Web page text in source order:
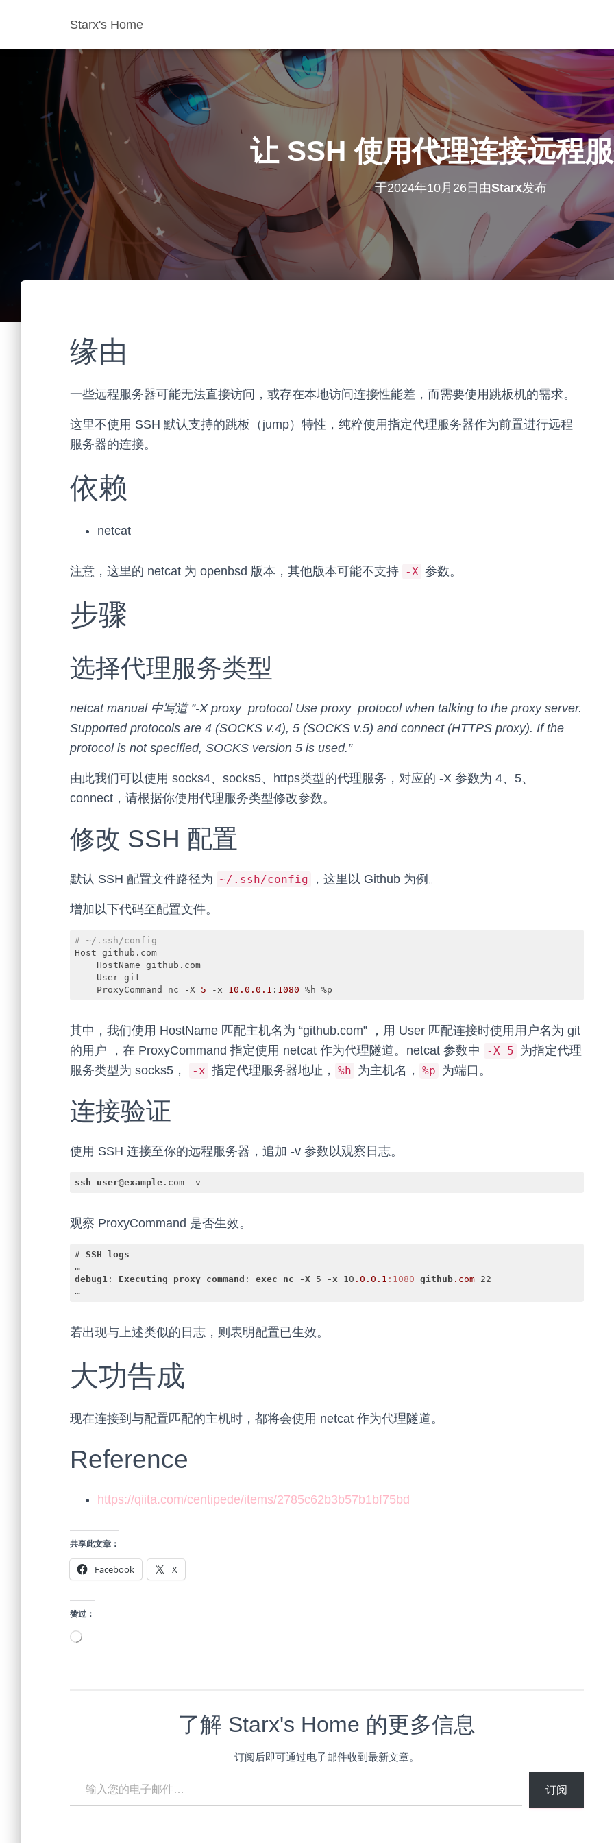
Starx's Home
让 SSH 使用代理连接远程
于2024年10月26日 由Starx发布
缘由
一些远程服务器可能无法直接访问，或存在本地访问连接性能差，而需要使用跳板机的需求。
这里不使用 SSH 默认支持的跳板（jump）特性，纯粹使用指定代理服务器作为前置进行远程
服务器的连接。
依赖
netcat
注意，这里的 netcat 为 openbsd 版本，其他版本可能不支持 -X 参数。
步骤
选择代理服务类型
netcat manual 中写道 ”-X proxy_protocol Use proxy_protocol when talking to the proxy server.
Supported protocols are 4 (SOCKS v.4), 5 (SOCKS v.5) and connect (HTTPS proxy). If the
protocol is not specified, SOCKS version 5 is used.”
由此我们可以使用 socks4、socks5、https类型的代理服务，对应的 -X 参数为 4、5、
connect，请根据你使用代理服务类型修改参数。
修改 SSH 配置
默认 SSH 配置文件路径为 ~/.ssh/config ，这里以 Github 为例。
增加以下代码至配置文件。
# ~/.ssh/config
Host github.com
    HostName github.com
    User git
    ProxyCommand nc -X
5 -x 10.0 .0 .1 : 1080 %h %p
其中，我们使用 HostName 匹配主机名为 “github.com” ，用 User 匹配连接时使用用户名为 git
的用户 ，在 ProxyCommand 指定使用 netcat 作为代理隧道。netcat 参数中
-X 5 为指定代理
服务类型为 socks5，
-x 指定代理服务器地址， %h 为主机名， %p 为端口。
连接验证
使用 SSH 连接至你的远程服务器，追加 -v 参数以观察日志。
ssh user@example.com -v
观察 ProxyCommand 是否生效。
# SSH logs
…
debug1 : Executing proxy command : exec nc -X 5 -x 10 .0 .0 .1 :1080 github.com 22
…
若出现与上述类似的日志，则表明配置已生效。
大功告成
现在连接到与配置匹配的主机时，都将会使用 netcat 作为代理隧道。
Reference
https://qiita.com/centipede/items/2785c62b3b57b1bf75bd
共享此文章：
Facebook X
赞过：
正
了解 Starx's Home 的更多信息
订阅后即可通过电子邮件收到最新文章。
订阅